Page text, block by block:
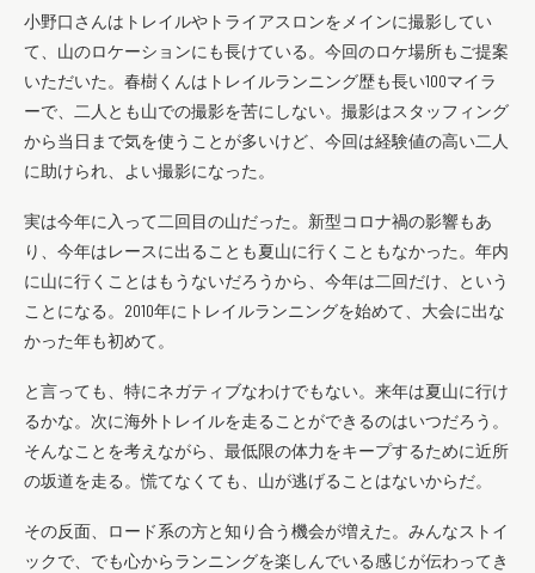
小野口さんはトレイルやトライアスロンをメインに撮影してい
て、山のロケーションにも長けている。今回のロケ場所もご提案
いただいた。春樹くんはトレイルランニング歴も長い100マイラ
ーで、二人とも山での撮影を苦にしない。撮影はスタッフィング
から当日まで気を使うことが多いけど、今回は経験値の高い二人
に助けられ、よい撮影になった。
実は今年に入って二回目の山だった。新型コロナ禍の影響もあ
り、今年はレースに出ることも夏山に行くこともなかった。年内
に山に行くことはもうないだろうから、今年は二回だけ、という
ことになる。2010年にトレイルランニングを始めて、大会に出な
かった年も初めて。
と言っても、特にネガティブなわけでもない。来年は夏山に行け
るかな。次に海外トレイルを走ることができるのはいつだろう。
そんなことを考えながら、最低限の体力をキープするために近所
の坂道を走る。慌てなくても、山が逃げることはないからだ。
その反面、ロード系の方と知り合う機会が増えた。みんなストイ
ックで、でも心からランニングを楽しんでいる感じが伝わってき